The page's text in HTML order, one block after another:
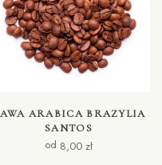
WYBIERZ OPCJE
ARABICA BRAZYLIA
SANTOS
od 8,00 zł